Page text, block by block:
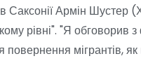
Саксонії Армін
рівні". "Я
мігрантів,